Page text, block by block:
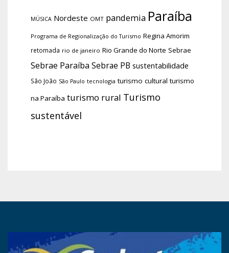
MÚSICA Nordeste OMT pandemia Paraíba
Programa de Regionalização do Turismo Regina Amorim
retomada rio de janeiro Rio Grande do Norte Sebrae
Sebrae Paraíba Sebrae PB sustentabilidade
São João São Paulo tecnologia turismo cultural turismo
na Paraíba turismo rural Turismo
sustentável